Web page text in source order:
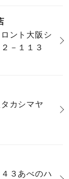
ント大阪シ
－１１３
タカシマヤ
３あべのハ